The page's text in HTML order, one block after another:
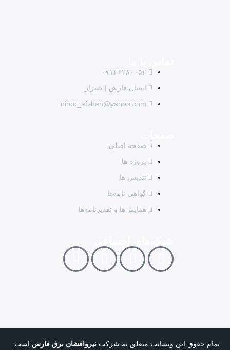
۰۷۱۳۶۲۸۰۰۵۲
استان فارش | شیراز
niroo_afshan@yahoo.com
صفحه اصلی
پروژه ها
تندیس ها
گواهی نامه‌ها
همایش‌ها و تقدیرنامه‌ها
تمام حقوق این وبسایت متعلق به شرکت نیروافشان برق فارس است.